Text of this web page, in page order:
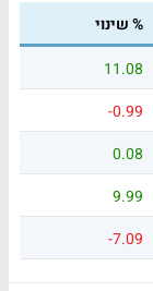
% שינוי
11.08
-0.99
0.08
9.99
-7.09